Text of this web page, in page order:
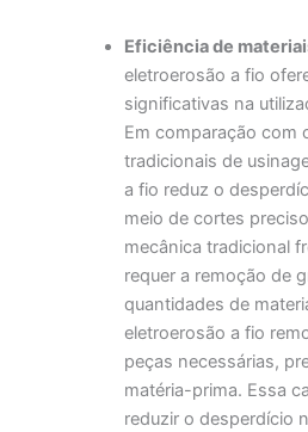
Eficiência de
eletroerosão a fio
significativas na
Em comparação com
tradicionais de
a fio reduz o
meio de cortes
mecânica tradicional
requer a remoção de
quantidades de
eletroerosão a fio
peças necessárias,
matéria-prima. Essa
reduzir o desperdício